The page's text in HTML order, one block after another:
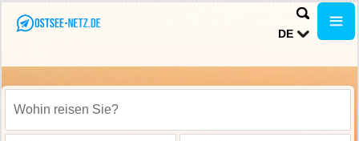
DE
Wohin reisen Sie?